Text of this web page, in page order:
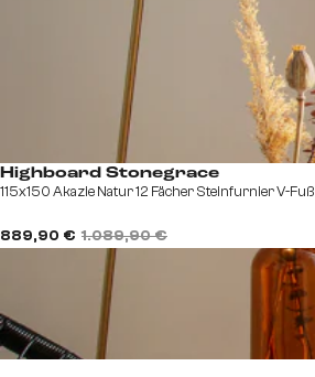
Highboard Stonegrace
115x150 Akazie Natur 12 Fächer Steinfurnier V-Fuß
889,90 € 1.089,90 €